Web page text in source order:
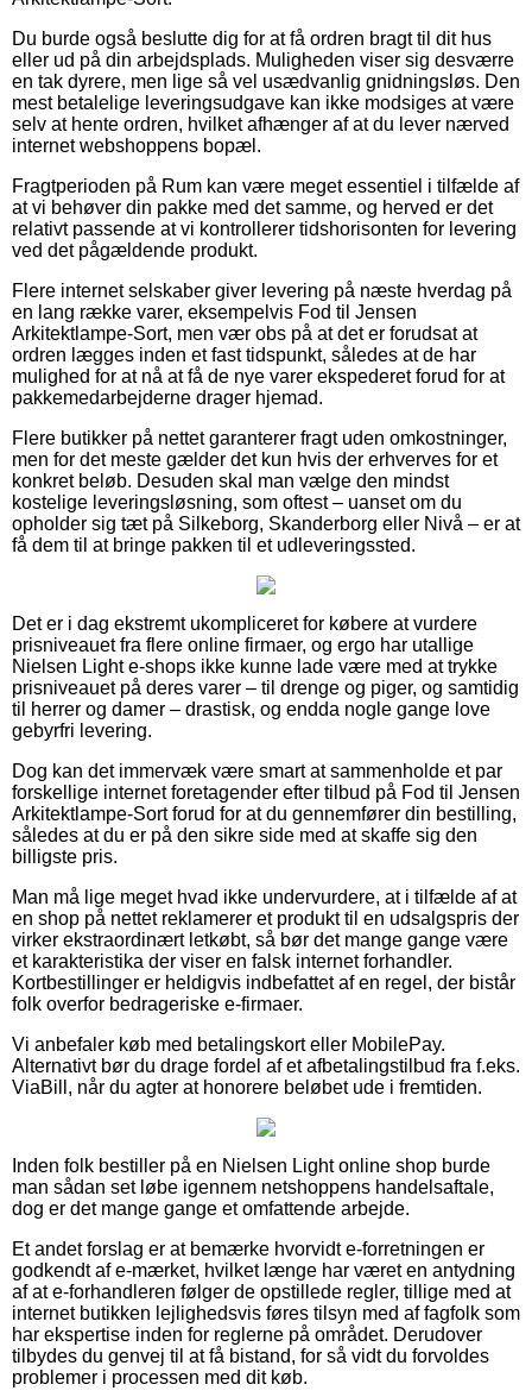
Du burde også beslutte dig for at få ordren bragt til dit hus
eller ud på din arbejdsplads. Muligheden viser sig desværre
en tak dyrere, men lige så vel usædvanlig gnidningsløs. Den
mest betalelige leveringsudgave kan ikke modsiges at være
selv at hente ordren, hvilket afhænger af at du lever nærved
internet webshoppens bopæl.
Fragtperioden på Rum kan være meget essentiel i tilfælde af
at vi behøver din pakke med det samme, og herved er det
relativt passende at vi kontrollerer tidshorisonten for levering
ved det pågældende produkt.
Flere internet selskaber giver levering på næste hverdag på
en lang række varer, eksempelvis Fod til Jensen
Arkitektlampe-Sort, men vær obs på at det er forudsat at
ordren lægges inden et fast tidspunkt, således at de har
mulighed for at nå at få de nye varer ekspederet forud for at
pakkemedarbejderne drager hjemad.
Flere butikker på nettet garanterer fragt uden omkostninger,
men for det meste gælder det kun hvis der erhverves for et
konkret beløb. Desuden skal man vælge den mindst
kostelige leveringsløsning, som oftest – uanset om du
opholder sig tæt på Silkeborg, Skanderborg eller Nivå – er at
få dem til at bringe pakken til et udleveringssted.
Det er i dag ekstremt ukompliceret for købere at vurdere
prisniveauet fra flere online firmaer, og ergo har utallige
Nielsen Light e-shops ikke kunne lade være med at trykke
prisniveauet på deres varer – til drenge og piger, og samtidig
til herrer og damer – drastisk, og endda nogle gange love
gebyrfri levering.
Dog kan det immervæk være smart at sammenholde et par
forskellige internet foretagender efter tilbud på Fod til Jensen
Arkitektlampe-Sort forud for at du gennemfører din bestilling,
således at du er på den sikre side med at skaffe sig den
billigste pris.
Man må lige meget hvad ikke undervurdere, at i tilfælde af at
en shop på nettet reklamerer et produkt til en udsalgspris der
virker ekstraordinært letkøbt, så bør det mange gange være
et karakteristika der viser en falsk internet forhandler.
Kortbestillinger er heldigvis indbefattet af en regel, der bistår
folk overfor bedrageriske e-firmaer.
Vi anbefaler køb med betalingskort eller MobilePay.
Alternativt bør du drage fordel af et afbetalingstilbud fra f.eks.
ViaBill, når du agter at honorere beløbet ude i fremtiden.
Inden folk bestiller på en Nielsen Light online shop burde
man sådan set løbe igennem netshoppens handelsaftale,
dog er det mange gange et omfattende arbejde.
Et andet forslag er at bemærke hvorvidt e-forretningen er
godkendt af e-mærket, hvilket længe har været en antydning
af at e-forhandleren følger de opstillede regler, tillige med at
internet butikken lejlighedsvis føres tilsyn med af fagfolk som
har ekspertise inden for reglerne på området. Derudover
tilbydes du genvej til at få bistand, for så vidt du forvoldes
problemer i processen med dit køb.